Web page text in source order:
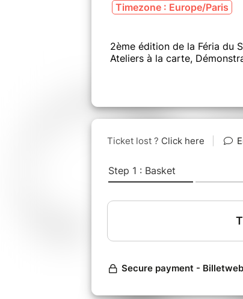
Timezone : Europe/Paris
2ème édition de la Féria du
Ateliers à la carte,